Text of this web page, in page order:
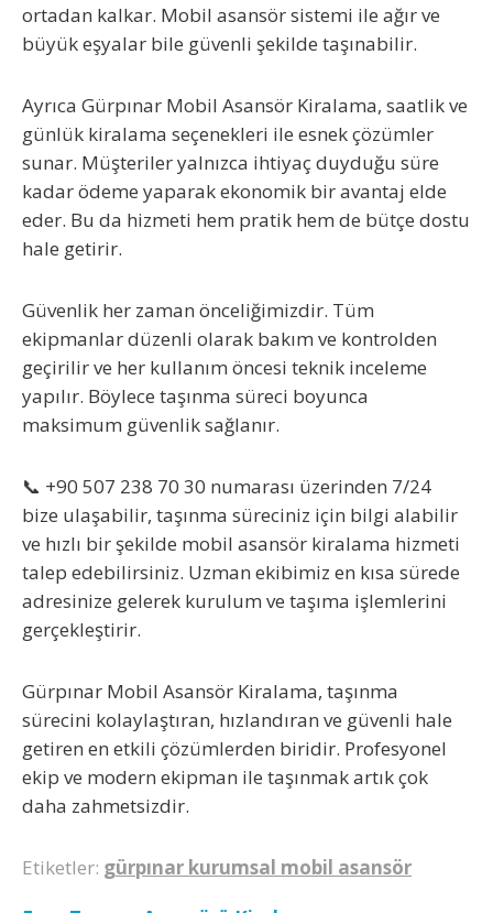
ortadan kalkar. Mobil asansör sistemi ile ağır ve
büyük eşyalar bile güvenli şekilde taşınabilir.
Ayrıca Gürpınar Mobil Asansör Kiralama, saatlik ve
günlük kiralama seçenekleri ile esnek çözümler
sunar. Müşteriler yalnızca ihtiyaç duyduğu süre
kadar ödeme yaparak ekonomik bir avantaj elde
eder. Bu da hizmeti hem pratik hem de bütçe dostu
hale getirir.
Güvenlik her zaman önceliğimizdir. Tüm
ekipmanlar düzenli olarak bakım ve kontrolden
geçirilir ve her kullanım öncesi teknik inceleme
yapılır. Böylece taşınma süreci boyunca
maksimum güvenlik sağlanır.
📞 +90 507 238 70 30 numarası üzerinden 7/24
bize ulaşabilir, taşınma süreciniz için bilgi alabilir
ve hızlı bir şekilde mobil asansör kiralama hizmeti
talep edebilirsiniz. Uzman ekibimiz en kısa sürede
adresinize gelerek kurulum ve taşıma işlemlerini
gerçekleştirir.
Gürpınar Mobil Asansör Kiralama, taşınma
sürecini kolaylaştıran, hızlandıran ve güvenli hale
getiren en etkili çözümlerden biridir. Profesyonel
ekip ve modern ekipman ile taşınmak artık çok
daha zahmetsizdir.
Etiketler: gürpınar kurumsal mobil asansör